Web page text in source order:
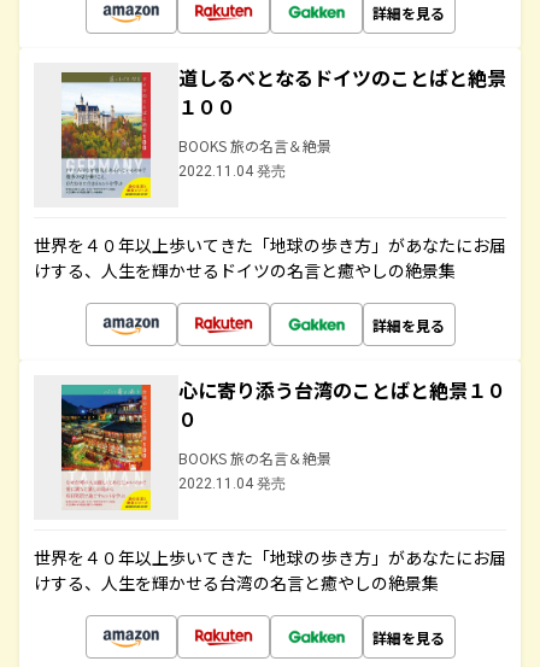
詳細を見る
道しるべとなるドイツのことばと絶景
１００
BOOKS 旅の名言＆絶景
2022.11.04 発売
世界を４０年以上歩いてきた「地球の歩き方」があなたにお届
けする、人生を輝かせるドイツの名言と癒やしの絶景集
詳細を見る
心に寄り添う台湾のことばと絶景１０
０
BOOKS 旅の名言＆絶景
2022.11.04 発売
世界を４０年以上歩いてきた「地球の歩き方」があなたにお届
けする、人生を輝かせる台湾の名言と癒やしの絶景集
詳細を見る